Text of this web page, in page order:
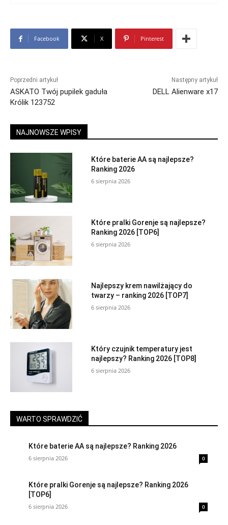
Facebook X Pinterest
Poprzedni artykuł
ASKATO Twój pupilek gaduła
Królik 123752
Następny artykuł
DELL Alienware x17
NAJNOWSZE WPISY
Które baterie AA są najlepsze?
Ranking 2026
6 sierpnia 2026
Które pralki Gorenje są najlepsze?
Ranking 2026 [TOP6]
6 sierpnia 2026
Najlepszy krem nawilżający do
twarzy – ranking 2026 [TOP7]
6 sierpnia 2026
Który czujnik temperatury jest
najlepszy? Ranking 2026 [TOP8]
6 sierpnia 2026
WARTO SPRAWDZIĆ
Które baterie AA są najlepsze? Ranking 2026
6 sierpnia 2026 0
Które pralki Gorenje są najlepsze? Ranking 2026
[TOP6]
6 sierpnia 2026 0